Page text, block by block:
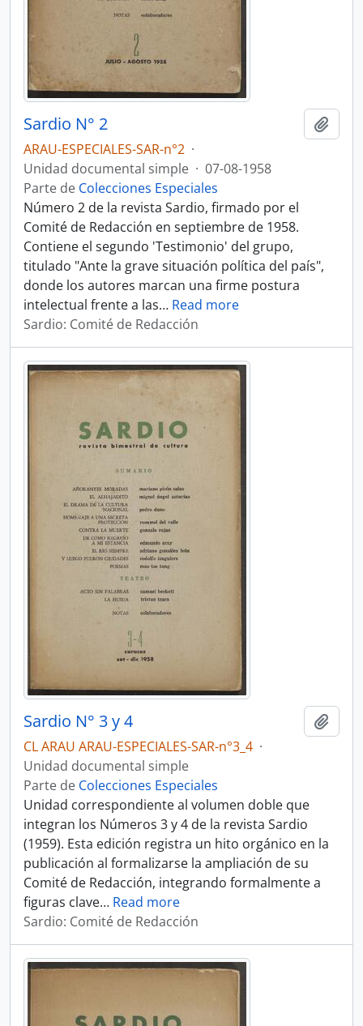
Sardio N° 2
ARAU-ESPECIALES-SAR-n°2 ·
Unidad documental simple · 07-08-1958
Parte de Colecciones Especiales
Número 2 de la revista Sardio, firmado por el
Comité de Redacción en septiembre de 1958.
Contiene el segundo 'Testimonio' del grupo,
titulado "Ante la grave situación política del país",
donde los autores marcan una firme postura
intelectual frente a las… Read more
Sardio: Comité de Redacción
Sardio N° 3 y 4
CL ARAU ARAU-ESPECIALES-SAR-n°3_4 ·
Unidad documental simple
Parte de Colecciones Especiales
Unidad correspondiente al volumen doble que
integran los Números 3 y 4 de la revista Sardio
(1959). Esta edición registra un hito orgánico en la
publicación al formalizarse la ampliación de su
Comité de Redacción, integrando formalmente a
figuras clave… Read more
Sardio: Comité de Redacción